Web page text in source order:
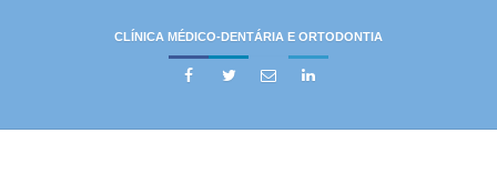
CLÍNICA MÉDICO-DENTÁRIA E ORTODONTIA
   